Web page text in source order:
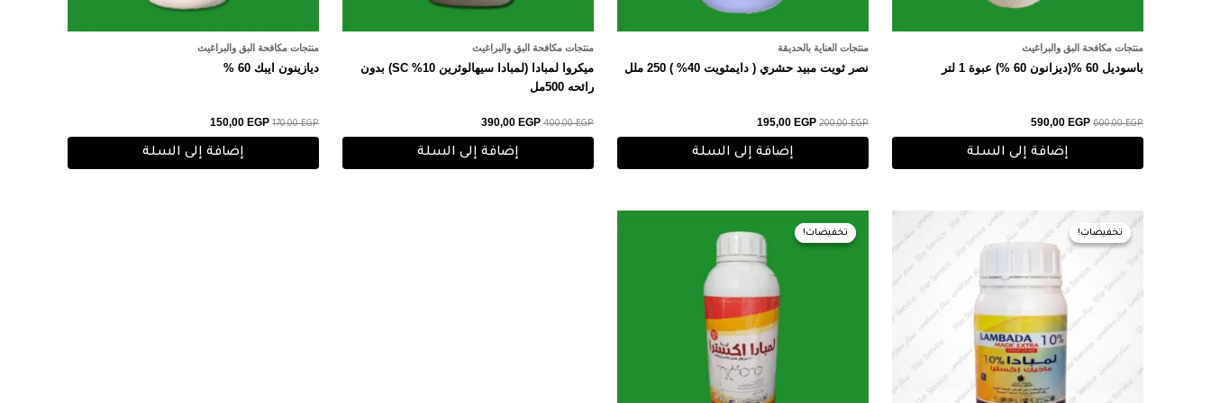
منتجات مكافحة البق والبراغيث
باسوديل 60 %(ديزانون 60 %) عبوة 1 لتر
600,00EGP
590,00 EGP
إضافة إلى السلة
منتجات العناية بالحديقة
نصر ثويت مبيد حشري ( دايمثويت 40% ) 250 ملل
200,00EGP
195,00 EGP
إضافة إلى السلة
منتجات مكافحة البق والبراغيث
ميكروا لمبادا (لمبادا سيهالوثرين 10% SC) بدون
رائحه 500مل
400,00EGP
390,00 EGP
إضافة إلى السلة
منتجات مكافحة البق والبراغيث
ديازينون ايبك 60 %
170,00EGP
150,00 EGP
إضافة إلى السلة
تخفيضات!
تخفيضات!
السعر
الأصلي
هو:
155,00 EGP.
السعر
تخفيضات!
تخفيضات!
السعر
الأصلي
هو:
السعر
540,00 EGP.